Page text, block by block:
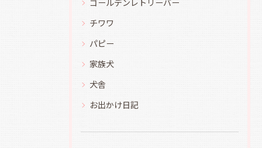
ゴールデンレトリーバー
チワワ
パピー
家族犬
犬舎
お出かけ日記